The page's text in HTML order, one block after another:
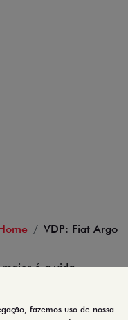
VDP: Fiat Argo
maior é a vida.
fazemos uso de nossa